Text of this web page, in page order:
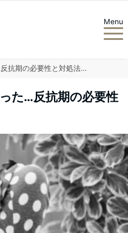
Menu
抗期の必要性と対処法…
た…反抗期の必要性